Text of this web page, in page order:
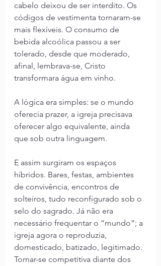
cabelo deixou de ser interdito. Os
códigos de vestimenta tornaram-se
mais flexíveis. O consumo de
bebida alcoólica passou a ser
tolerado, desde que moderado,
afinal, lembrava-se, Cristo
transformara água em vinho.
A lógica era simples: se o mundo
oferecia prazer, a igreja precisava
oferecer algo equivalente, ainda
que sob outra linguagem.
E assim surgiram os espaços
híbridos. Bares, festas, ambientes
de convivência, encontros de
solteiros, tudo reconfigurado sob o
selo do sagrado. Já não era
necessário frequentar o “mundo”; a
igreja agora o reproduzia,
domesticado, batizado, legitimado.
Tornar-se competitiva diante dos